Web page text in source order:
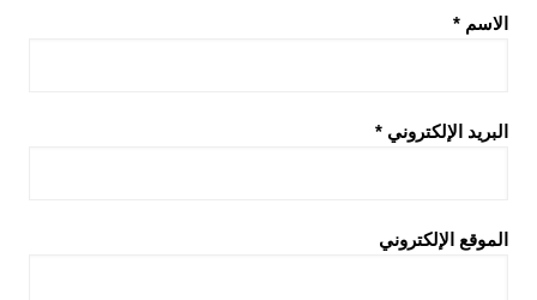
الاسم *
البريد الإلكتروني *
الموقع الإلكتروني